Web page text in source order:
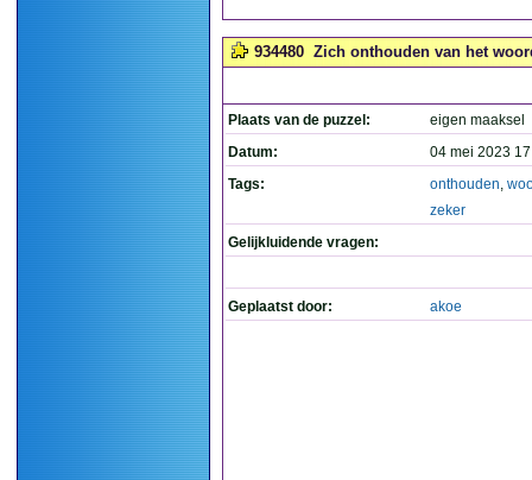
934480 Zich onthouden van het
Plaats van de puzzel:
eigen maaksel
Datum:
04 mei 2023
Tags:
onthouden,
zeker
Gelijkluidende vragen:
Geplaatst door: akoe